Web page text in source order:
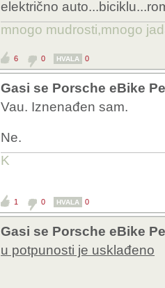
električno
mnogo mudrosti,mnogo
6 0 HVALA 0
Gasi se Porsche eBike
Vau. Iznenađen sam.
Ne.
K
1 0 HVALA 0
Gasi se Porsche eBike
u potpunosti je usklađeno